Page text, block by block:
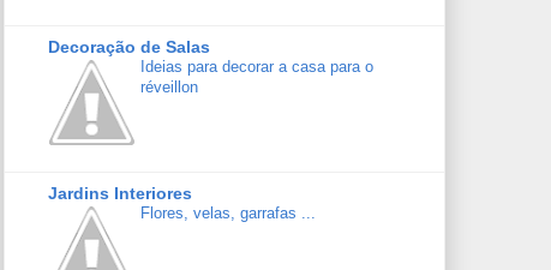
Decoração de Salas
Ideias para decorar a casa para o
réveillon
Jardins Interiores
Flores, velas, garrafas ...